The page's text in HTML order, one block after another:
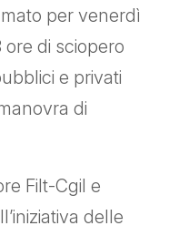
per venerdì
di sciopero
e privati
di
Filt-Cgil e
delle